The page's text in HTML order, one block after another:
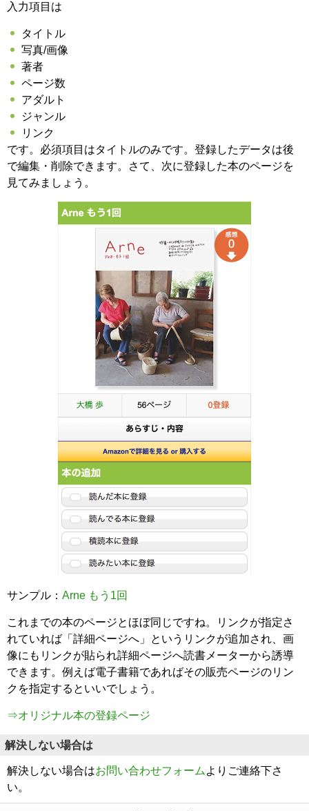
入力項目は
タイトル
写真/画像
著者
ページ数
アダルト
ジャンル
リンク
です。必須項目はタイトルのみです。登録したデータは後
で編集・削除できます。さて、次に登録した本のページを
見てみましょう。
サンプル： Arne もう1回
これまでの本のページとほぼ同じですね。リンクが指定さ
れていれば「詳細ページへ」というリンクが追加され、画
像にもリンクが貼られ詳細ページへ読書メーターから誘導
できます。例えば電子書籍であればその販売ページのリン
クを指定するといいでしょう。
⇒オリジナル本の登録ページ
解決しない場合は
解決しない場合はお問い合わせフォーム よりご連絡下さ
い。